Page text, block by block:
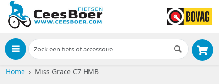
Menu
Home Miss Grace C7 HMB